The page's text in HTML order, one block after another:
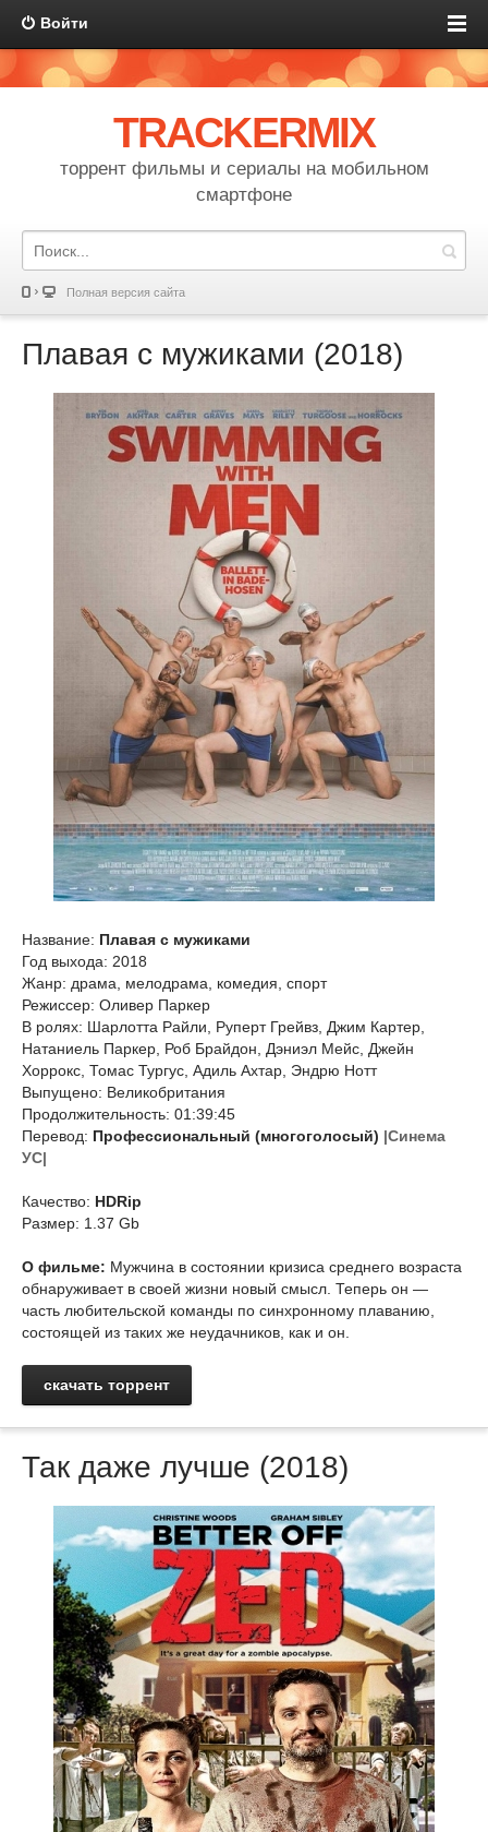
Войти
TRACKERMIX
торрент фильмы и сериалы на мобильном
смартфоне
Полная версия сайта
Плавая с мужиками (2018)
Название: Плавая с мужиками
Год выхода: 2018
Жанр: драма, мелодрама, комедия, спорт
Режиссер: Оливер Паркер
В ролях: Шарлотта Райли, Руперт Грейвз, Джим Картер,
Натаниель Паркер, Роб Брайдон, Дэниэл Мейс, Джейн
Хоррокс, Томас Тургус, Адиль Ахтар, Эндрю Нотт
Выпущено: Великобритания
Продолжительность: 01:39:45
Перевод: Профессиональный (многоголосый) |Синема
УС|
Качество: HDRip
Размер: 1.37 Gb
О фильме: Мужчина в состоянии кризиса среднего возраста
обнаруживает в своей жизни новый смысл. Теперь он —
часть любительской команды по синхронному плаванию,
состоящей из таких же неудачников, как и он.
скачать торрент
Так даже лучше (2018)